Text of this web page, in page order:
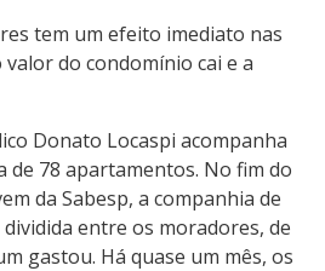
tem um efeito imediato nas
do condomínio cai e a
Donato Locaspi acompanha
de 78 apartamentos. No fim do
da Sabesp, a companhia de
entre os moradores, de
gastou. Há quase um mês, os